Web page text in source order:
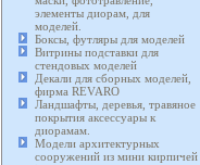
элементы диорам, для
моделей.
Боксы, футляры для моделей
Витрины подставки для
стендовых моделей
Декали для сборных моделей,
фирма REVARO
Ландшафты, деревья, травяное
покрытия аксессуары к
диорамам.
Модели архитектурных
сооружений из мини кирпичей